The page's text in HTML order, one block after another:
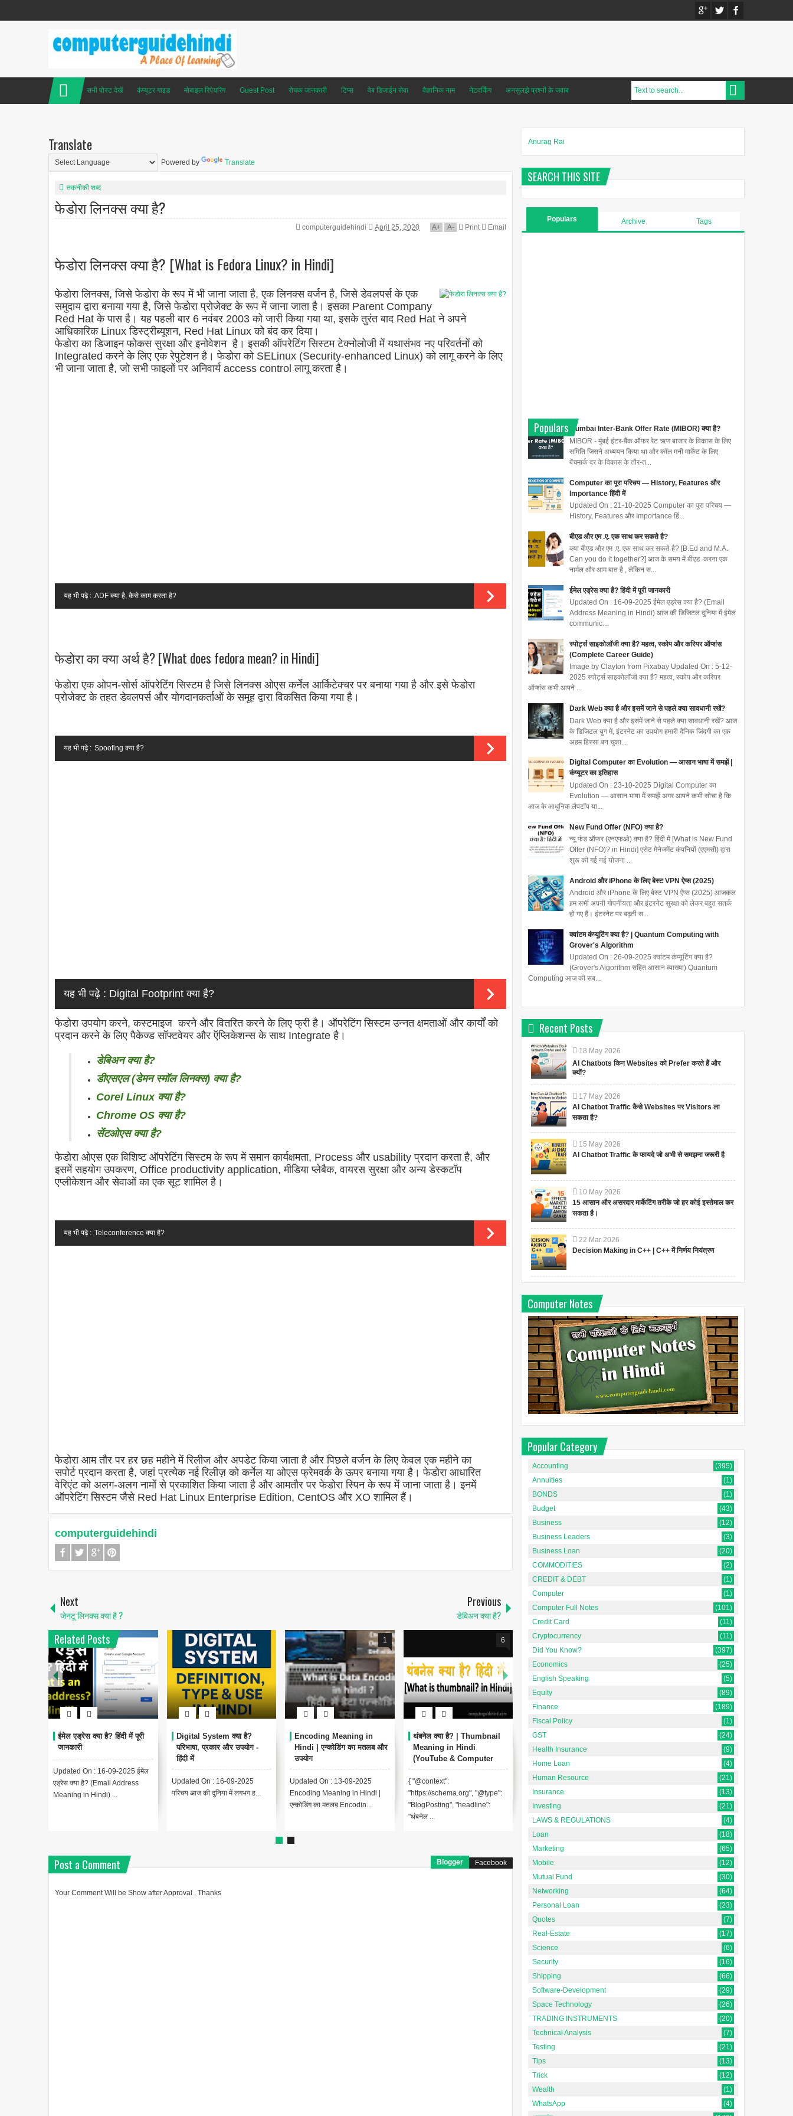
सभी पोस्ट देखें कंप्यूटर गाइड मोबाइल रिपेयरिंग Guest Post रोचक जानकारी टिप्स वेब डिजाईन सेवा वैज्ञानिक नाम नेटवर्किंग अनसुलझे प्रश्नों के जवाब
Translate
Powered by Translate
तकनीकी शब्द
फेडोरा लिनक्स क्या है?
computerguidehindi April 25, 2020 A+ A- Print Email
फेडोरा लिनक्स क्या है? [What is Fedora Linux? in Hindi]
फेडोरा लिनक्स, जिसे फेडोरा के रूप में भी जाना जाता है, एक लिनक्स वर्जन है, जिसे डेवलपर्स के एक
समुदाय द्वारा बनाया गया है, जिसे फेडोरा प्रोजेक्ट के रूप में जाना जाता है। इसका Parent Company
Red Hat के पास है। यह पहली बार 6 नवंबर 2003 को जारी किया गया था, इसके तुरंत बाद Red Hat ने अपने
आधिकारिक Linux डिस्ट्रीब्यूशन, Red Hat Linux को बंद कर दिया।
फेडोरा का डिजाइन फोकस सुरक्षा और इनोवेशन है। इसकी ऑपरेटिंग सिस्टम टेक्नोलोजी में यथासंभव नए परिवर्तनों को
Integrated करने के लिए एक रेपुटेशन है। फेडोरा को SELinux (Security-enhanced Linux) को लागू करने के लिए
भी जाना जाता है, जो सभी फाइलों पर अनिवार्य access control लागू करता है।
यह भी पढ़े : ADF क्या है, कैसे काम करता है?
फेडोरा का क्या अर्थ है? [What does fedora mean? in Hindi]
फेडोरा एक ओपन-सोर्स ऑपरेटिंग सिस्टम है जिसे लिनक्स ओएस कर्नेल आर्किटेक्चर पर बनाया गया है और इसे फेडोरा
प्रोजेक्ट के तहत डेवलपर्स और योगदानकर्ताओं के समूह द्वारा विकसित किया गया है।
यह भी पढ़े : Spoofing क्या है?
यह भी पढ़े : Digital Footprint क्या है?
फेडोरा उपयोग करने, कस्टमाइज करने और वितरित करने के लिए फ्री है। ऑपरेटिंग सिस्टम उन्नत क्षमताओं और कार्यों को
प्रदान करने के लिए पैकेज्ड सॉफ्टवेयर और ऍप्लिकेशन्स के साथ Integrate है।
डेबिअन क्या है?
डीएसएल (डेमन स्मॉल लिनक्स) क्या है?
Corel Linux क्या है?
Chrome OS क्या है?
सेंटओएस क्या है?
फेडोरा ओएस एक विशिष्ट ऑपरेटिंग सिस्टम के रूप में समान कार्यक्षमता, Process और usability प्रदान करता है, और
इसमें सहयोग उपकरण, Office productivity application, मीडिया प्लेबैक, वायरस सुरक्षा और अन्य डेस्कटॉप
एप्लीकेशन और सेवाओं का एक सूट शामिल है।
यह भी पढ़े : Teleconference क्या है?
फेडोरा आम तौर पर हर छह महीने में रिलीज और अपडेट किया जाता है और पिछले वर्जन के लिए केवल एक महीने का
सपोर्ट प्रदान करता है, जहां प्रत्येक नई रिलीज़ को कर्नेल या ओएस फ्रेमवर्क के ऊपर बनाया गया है। फेडोरा आधारित
वेरिएंट को अलग-अलग नामों से प्रकाशित किया जाता है और आमतौर पर फेडोरा स्पिन के रूप में जाना जाता है। इनमें
ऑपरेटिंग सिस्टम जैसे Red Hat Linux Enterprise Edition, CentOS और XO शामिल हैं।
computerguidehindi
Next
जेनटू लिनक्स क्या है ?
Previous
डेबिअन क्या है?
Related Posts
ईमेल एड्रेस क्या है? हिंदी में पूरी
जानकारी
Updated On : 16-09-2025 ईमेल
एड्रेस क्या है? (Email Address
Meaning in Hindi) ...
Digital System क्या है?
परिभाषा, प्रकार और उपयोग -
हिंदी में
Updated On : 16-09-2025
परिचय आज की दुनिया में लगभग ह...
1
Encoding Meaning in
Hindi | एन्कोडिंग का मतलब और
उपयोग
Updated On : 13-09-2025
Encoding Meaning in Hindi |
एन्कोडिंग का मतलब Encodin...
6
थंबनेल क्या है? | Thumbnail
Meaning in Hindi
(YouTube & Computer
Example)
{ "@context":
"https://schema.org", "@type":
"BlogPosting", "headline":
"थंबनेल ...
Data Analyst क्या है? | Data
Analysis Meaning in
Hindi [Complete Guide]
{ "@context":
"https://schema.org", "@type":
"FAQPage", "mainEntity": [ {
"@ty...
Buffering Meaning in
Hindi | बफ़रिंग का मतलब
Updated on: 2 September
2025 Buffering Meaning in
Hindi | बफ़रिंग का मतलब Buffering
Post a Comment Blogger Facebook
Your Comment Will be Show after Approval , Thanks
Anurag Rai
SEARCH THIS SITE
Populars Archive Tags
Populars
Mumbai Inter-Bank Offer Rate (MIBOR) क्या है?
MIBOR - मुंबई इंटर-बैंक ऑफर रेट ऋण बाजार के विकास के लिए
समिति जिसने अध्ययन किया था और कॉल मनी मार्केट के लिए
बेंचमार्क दर के विकास के तौर-त...
Computer का पूरा परिचय — History, Features और
Importance हिंदी में
Updated On : 21-10-2025 Computer का पूरा परिचय —
History, Features और Importance हिं...
बीएड और एम .ए. एक साथ कर सकते है?
क्या बीएड और एम .ए. एक साथ कर सकते है? [B.Ed and M.A.
Can you do it together?] आज के समय में बीएड करना एक
नार्मल और आम बात है , लेकिन स...
ईमेल एड्रेस क्या है? हिंदी में पूरी जानकारी
Updated On : 16-09-2025 ईमेल एड्रेस क्या है? (Email
Address Meaning in Hindi) आज की डिजिटल दुनिया में ईमेल
communic...
स्पोर्ट्स साइकोलॉजी क्या है? महत्व, स्कोप और करियर ऑप्शंस
(Complete Career Guide)
Image by Clayton from Pixabay Updated On : 5-12-
2025 स्पोर्ट्स साइकोलॉजी क्या है? महत्व, स्कोप और करियर
ऑप्शंस कभी आपने ...
Dark Web क्या है और इसमें जाने से पहले क्या सावधानी रखें?
Dark Web क्या है और इसमें जाने से पहले क्या सावधानी रखें? आज
के डिजिटल युग में, इंटरनेट का उपयोग हमारी दैनिक जिंदगी का एक
अहम हिस्सा बन चुका...
Digital Computer का Evolution — आसान भाषा में समझें |
कंप्यूटर का इतिहास
Updated On : 23-10-2025 Digital Computer का
Evolution — आसान भाषा में समझें अगर आपने कभी सोचा है कि
आज के आधुनिक लैपटॉप या...
New Fund Offer (NFO) क्या है?
न्यू फंड ऑफर (एनएफओ) क्या है? हिंदी में [What is New Fund
Offer (NFO)? in Hindi] एसेट मैनेजमेंट कंपनियों (एएमसी) द्वारा
शुरू की गई नई योजना ...
Android और iPhone के लिए बेस्ट VPN ऐप्स (2025)
Android और iPhone के लिए बेस्ट VPN ऐप्स (2025) आजकल
हम सभी अपनी गोपनीयता और इंटरनेट सुरक्षा को लेकर बहुत सतर्क
हो गए हैं। इंटरनेट पर बढ़ती स...
क्वांटम कंप्यूटिंग क्या है? | Quantum Computing with
Grover's Algorithm
Updated On : 26-09-2025 क्वांटम कंप्यूटिंग क्या है?
(Grover's Algorithm सहित आसान व्याख्या) Quantum
Computing आज की सब...
Recent Posts
18 May 2026
AI Chatbots किन Websites को Prefer करते हैं और
क्यों?
17 May 2026
AI Chatbot Traffic कैसे Websites पर Visitors ला
सकता है?
15 May 2026
AI Chatbot Traffic के फायदे जो अभी से समझना जरूरी है
10 May 2026
15 आसान और असरदार मार्केटिंग तरीके जो हर कोई इस्तेमाल कर
सकता है।
22 Mar 2026
Decision Making in C++ | C++ में निर्णय नियंत्रण
Computer Notes
Popular Category
Accounting
(395)
Annuities
(1)
BONDS
(1)
Budget
(43)
Business
(12)
Business Leaders
(3)
Business Loan
(20)
COMMODITIES
(2)
CREDIT & DEBT
(1)
Computer
(1)
Computer Full Notes
(101)
Credit Card
(11)
Cryptocurrency
(11)
Did You Know?
(397)
Economics
(25)
English Speaking
(5)
Equity
(89)
Finance
(189)
Fiscal Policy
(1)
GST
(24)
Health Insurance
(9)
Home Loan
(4)
Human Resource
(21)
Insurance
(13)
Investing
(21)
LAWS & REGULATIONS
(4)
Loan
(18)
Marketing
(65)
Mobile
(12)
Mutual Fund
(30)
Networking
(64)
Personal Loan
(23)
Quotes
(7)
Real-Estate
(17)
Science
(6)
Security
(16)
Shipping
(66)
Software-Development
(29)
Space Technology
(26)
TRADING INSTRUMENTS
(20)
Technical Analysis
(7)
Testing
(21)
Tips
(13)
Trick
(12)
Wealth
(1)
WhatsApp
(4)